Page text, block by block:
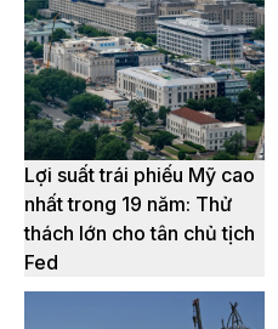
Lợi suất trái phiếu Mỹ cao
nhất trong 19 năm: Thử
thách lớn cho tân chủ tịch
Fed